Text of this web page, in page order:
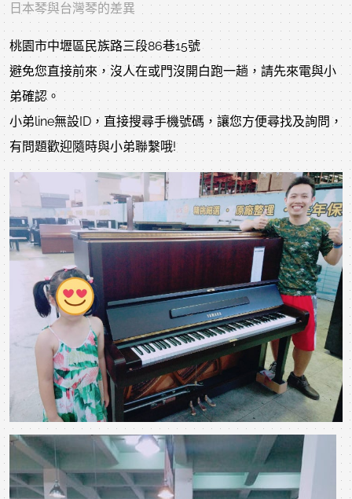
日本琴與台灣琴的差異
桃園市中壢區民族路三段86巷15號
避免您直接前來，沒人在或門沒開白跑一趟，請先來電與小
弟確認。
小弟line無設ID，直接搜尋手機號碼，讓您方便尋找及詢問，
有問題歡迎隨時與小弟聯繫哦!